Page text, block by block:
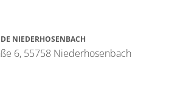
NIEDERHOSENBACH
6, 55758 Niederhosenbach